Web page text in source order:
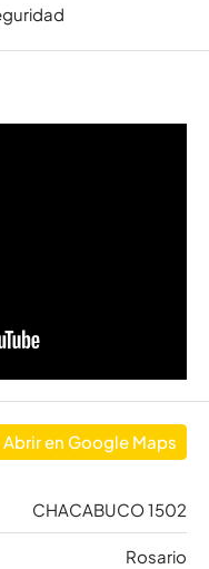
Abrir en Google Maps
CHACABUCO 1502
Rosario